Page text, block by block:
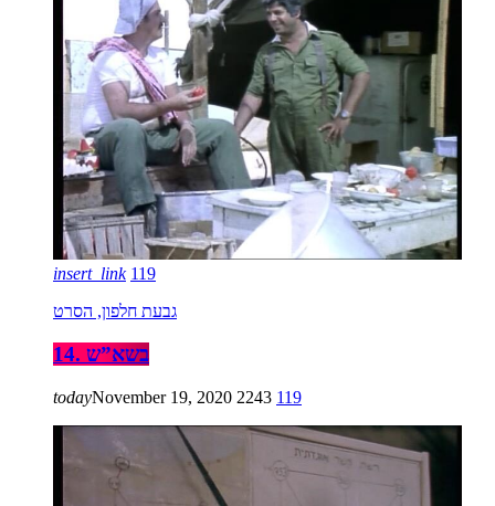
insert_link 119
גבעת חלפון, הסרט
14. בשא”ש
todayNovember 19, 2020 2243 119